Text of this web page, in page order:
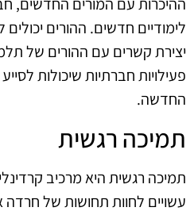
ההיכרות עם המורים החדשים,
לימודיים חדשים. ההורים
יצירת קשרים עם ההורים של
פעילויות חברתיות שיכולות
החדשה.
תמיכה רגשית
תמיכה רגשית היא מרכיב
עשויים לחוות תחושות של חרדה